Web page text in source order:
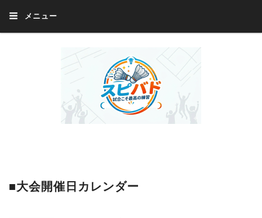
メニュー
■大会開催日カレンダー